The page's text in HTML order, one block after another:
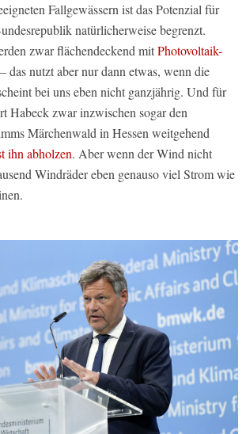
Fallgewässern ist das Potenzial für
natürlicherweise begrenzt.
zwar flächendeckend mitPhotovoltaik-
das nutzt aber nur dann etwas, wenn die
bei uns eben nicht ganzjährig. Und für
Habeck zwar inzwischen sogar den
Märchenwald in Hessen weitgehend
ihn abholzen. Aber wenn der Wind nicht
Windräder eben genauso viel Strom wie